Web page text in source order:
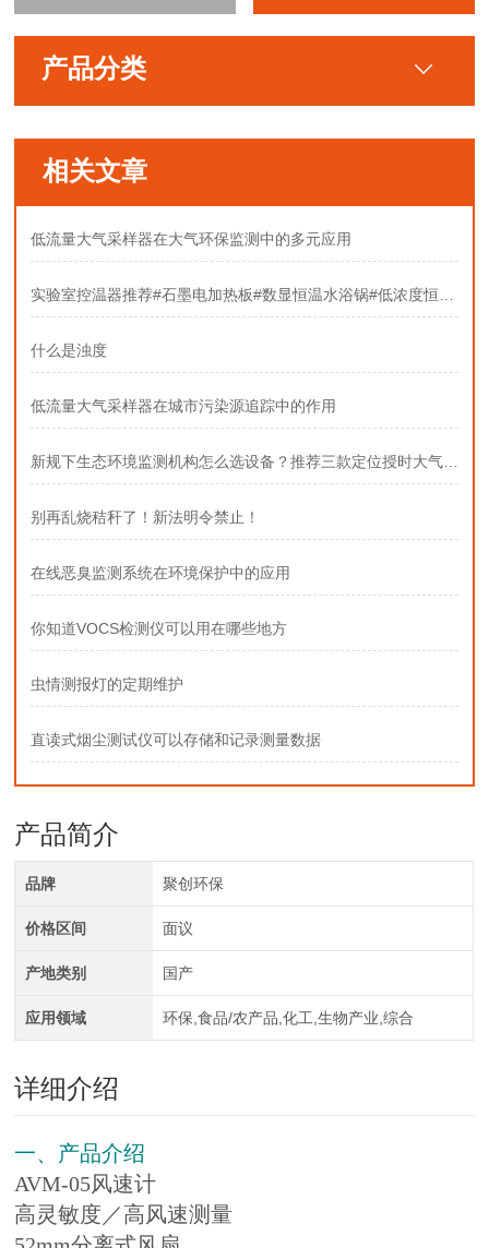
产品分类
相关文章
低流量大气采样器在大气环保监测中的多元应用
实验室控温器推荐#石墨电加热板#数显恒温水浴锅#低浓度恒温恒湿称重系统
什么是浊度
低流量大气采样器在城市污染源追踪中的作用
新规下生态环境监测机构怎么选设备？推荐三款定位授时大气采样器
别再乱烧秸秆了！新法明令禁止！
在线恶臭监测系统在环境保护中的应用
你知道VOCS检测仪可以用在哪些地方
虫情测报灯的定期维护
直读式烟尘测试仪可以存储和记录测量数据
产品简介
品牌 聚创环保
价格区间 面议
产地类别 国产
应用领域 环保,食品/农产品,化工,生物产业,综合
详细介绍
一、产品介绍
AVM-05风速计
高灵敏度／高风速测量